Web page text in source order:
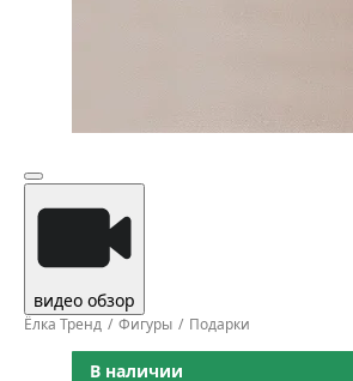
видео обзор
Ёлка Тренд Фигуры Подарки
В наличии